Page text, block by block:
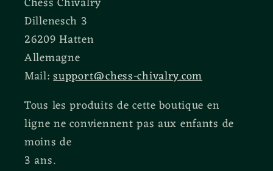
Dillenesch 3
26209 Hatten
Allemagne
Mail:support@chess-chivalry.com
Tous les produits de cette boutique en
ligne ne conviennent pas aux enfants de
moins de
3 ans.